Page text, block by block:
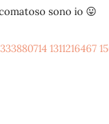
sono io 😛